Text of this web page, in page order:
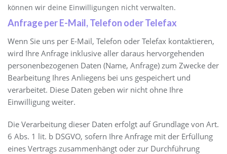
können wir deine Einwilligungen nicht verwalten.
Anfrage per E-Mail, Telefon oder Telefax
Wenn Sie uns per E-Mail, Telefon oder Telefax kontaktieren,
wird Ihre Anfrage inklusive aller daraus hervorgehenden
personenbezogenen Daten (Name, Anfrage) zum Zwecke der
Bearbeitung Ihres Anliegens bei uns gespeichert und
verarbeitet. Diese Daten geben wir nicht ohne Ihre
Einwilligung weiter.
Die Verarbeitung dieser Daten erfolgt auf Grundlage von Art.
6 Abs. 1 lit. b DSGVO, sofern Ihre Anfrage mit der Erfüllung
eines Vertrags zusammenhängt oder zur Durchführung